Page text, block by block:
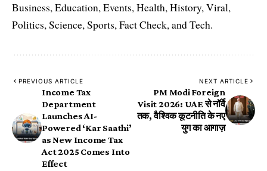
Business, Education, Events, Health, History, Viral,
Politics, Science, Sports, Fact Check, and Tech.
PREVIOUS ARTICLE
Income Tax
Department
Launches AI-
Powered ‘Kar Saathi’
as New Income Tax
Act 2025 Comes Into
Effect
NEXT ARTICLE
PM Modi Foreign
Visit 2026: UAE से नॉर्वे
तक, वैश्विक कूटनीति के नए
युग का आगाज़